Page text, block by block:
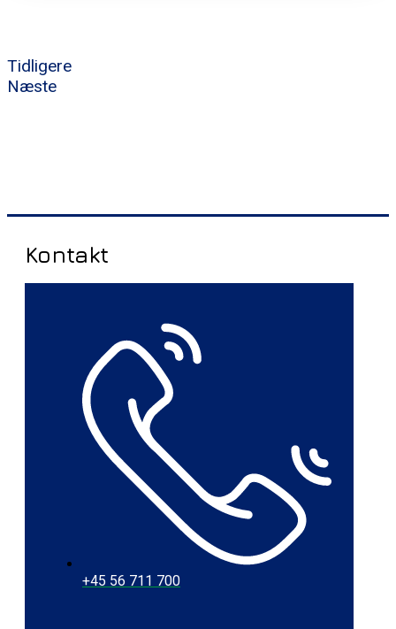
Tidligere
Næste
Kontakt
+45 56 711 700